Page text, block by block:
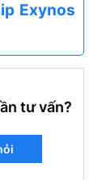
Exynos
tư vấn?